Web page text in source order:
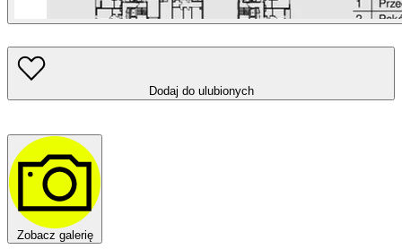
Dodaj do ulubionych
Zobacz galerię